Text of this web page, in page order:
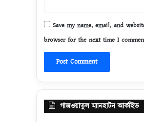
Save my name, email, and
browser for the next time I
গাজওয়াতুল ম্যানহাটন আর্কাইভ